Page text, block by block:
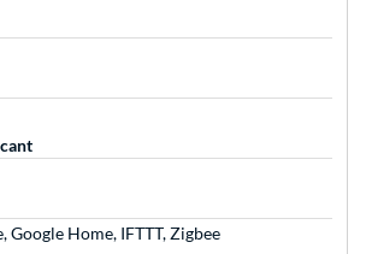
Google Home, IFTTT, Zigbee